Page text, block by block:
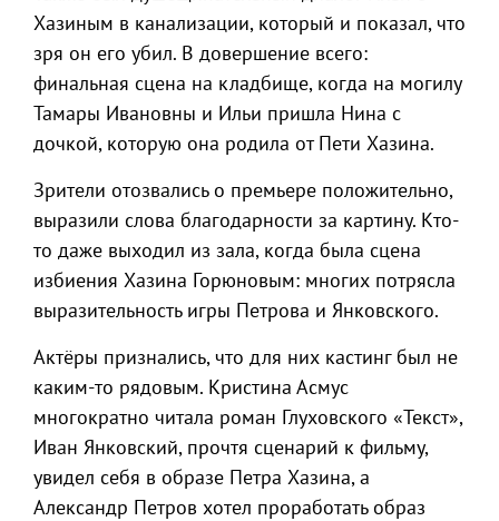
Хазиным в канализации, который и показал, что
зря он его убил. В довершение всего:
финальная сцена на кладбище, когда на могилу
Тамары Ивановны и Ильи пришла Нина с
дочкой, которую она родила от Пети Хазина.
Зрители отозвались о премьере положительно,
выразили слова благодарности за картину. Кто-
то даже выходил из зала, когда была сцена
избиения Хазина Горюновым: многих потрясла
выразительность игры Петрова и Янковского.
Актёры признались, что для них кастинг был не
каким-то рядовым. Кристина Асмус
многократно читала роман Глуховского «Текст»,
Иван Янковский, прочтя сценарий к фильму,
увидел себя в образе Петра Хазина, а
Александр Петров хотел проработать образ